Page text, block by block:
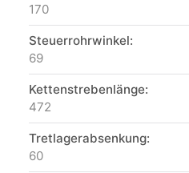
170
Steuerrohrwinkel:
69
Kettenstrebenlänge:
472
Tretlagerabsenkung:
60